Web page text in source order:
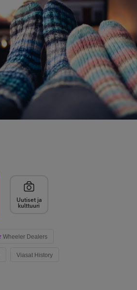
Uutiset ja
kulttuuri
Wheeler Dealers
Viasat History